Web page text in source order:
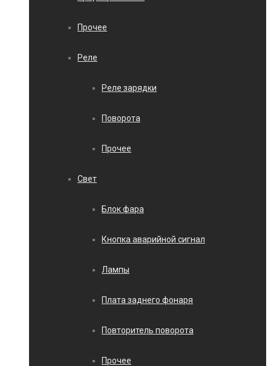
Прочее
Реле
Реле зарядки
Поворота
Прочее
Свет
Блок фара
Кнопка аварийной сигнал
Лампы
Плата заднего фонаря
Повторитель поворота
Прочее